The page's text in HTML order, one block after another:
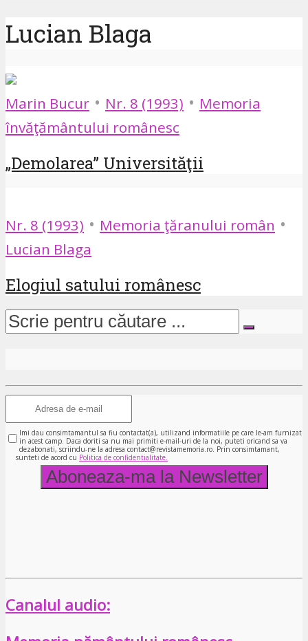
Lucian Blaga
Marin Bucur • Nr. 8 (1993) • Memoria
învăţământului românesc
„Demolarea” Universităţii
Nr. 8 (1993) • Memoria ţăranului român •
Lucian Blaga
Elogiul satului românesc
Imi dau consimtamantul sa fiu contactat(a), utilizand informatiile pe care le-am furnizat
in acest camp. Daca doriti sa nu mai primiti e-mail-uri de la noi, puteti oricand sa va
dezabonati, scriindu-ne la adresa contact@revistamemoria.ro. Prin consimtamant,
sunteti de acord cu Politica de confidentialitate.
Canalul audio: